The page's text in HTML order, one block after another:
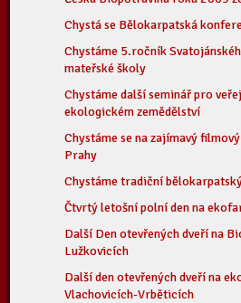
Chystá se Bělokarpatská
Chystáme 5.ročník
mateřské školy
Chystáme další seminář pro
ekologickém zemědělství
Chystáme se na zajímavý
Prahy
Chystáme tradiční
Čtvrtý letošní polní den na
Další Den otevřených dveří na
Lužkovicích
Další den otevřených dveří na
Vlachovicích-Vrběticích